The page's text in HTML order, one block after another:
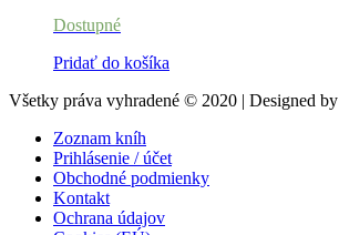
Dostupné
Pridať do košíka
Všetky práva vyhradené © 2020 | Designed by
Zoznam kníh
Prihlásenie / účet
Obchodné podmienky
Kontakt
Ochrana údajov